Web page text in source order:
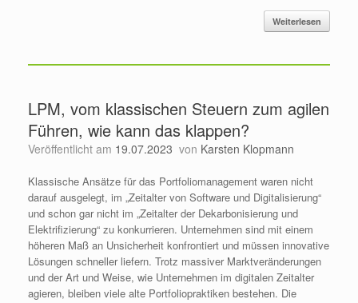
Weiterlesen
LPM, vom klassischen Steuern zum agilen
Führen, wie kann das klappen?
Veröffentlicht am 19.07.2023 von Karsten Klopmann
Klassische Ansätze für das Portfoliomanagement waren nicht
darauf ausgelegt, im „Zeitalter von Software und Digitalisierung“
und schon gar nicht im „Zeitalter der Dekarbonisierung und
Elektrifizierung“ zu konkurrieren. Unternehmen sind mit einem
höheren Maß an Unsicherheit konfrontiert und müssen innovative
Lösungen schneller liefern. Trotz massiver Marktveränderungen
und der Art und Weise, wie Unternehmen im digitalen Zeitalter
agieren, bleiben viele alte Portfoliopraktiken bestehen. Die